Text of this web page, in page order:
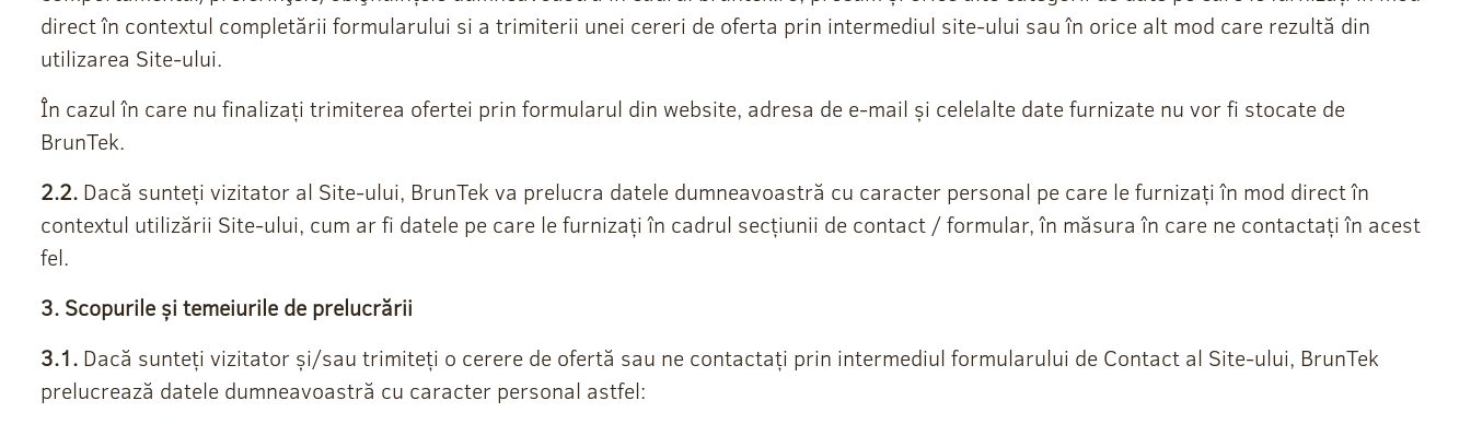
direct în contextul completării formularului si a trimiterii unei cereri de oferta prin intermediul site-ului sau în orice alt mod care rezultă din
utilizarea Site-ului.
În cazul în care nu finalizați trimiterea ofertei prin formularul din website, adresa de e-mail și celelalte date furnizate nu vor fi stocate de
BrunTek.
2.2. Dacă sunteți vizitator al Site-ului, BrunTek va prelucra datele dumneavoastră cu caracter personal pe care le furnizați în mod direct în
contextul utilizării Site-ului, cum ar fi datele pe care le furnizați în cadrul secțiunii de contact / formular, în măsura în care ne contactați în acest
fel.
3. Scopurile și temeiurile de prelucrării
3.1. Dacă sunteți vizitator și/sau trimiteți o cerere de ofertă sau ne contactați prin intermediul formularului de Contact al Site-ului, BrunTek
prelucrează datele dumneavoastră cu caracter personal astfel: